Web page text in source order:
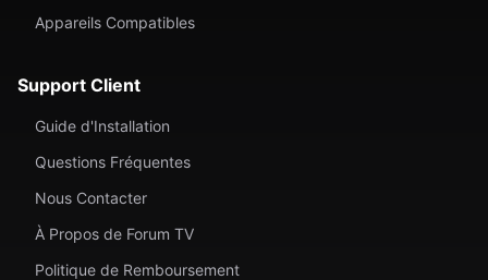
Appareils Compatibles
Support Client
Guide d'Installation
Questions Fréquentes
Nous Contacter
À Propos de Forum TV
Politique de Remboursement